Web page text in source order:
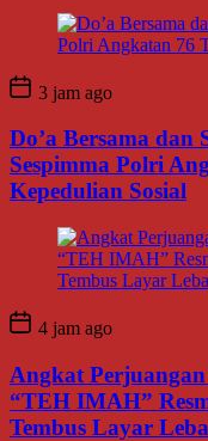
3 jam ago
Do’a Bersama dan
Sespimma Polri
Kepedulian Sosial
4 jam ago
Angkat
“TEH IMAH”
Tembus Layar